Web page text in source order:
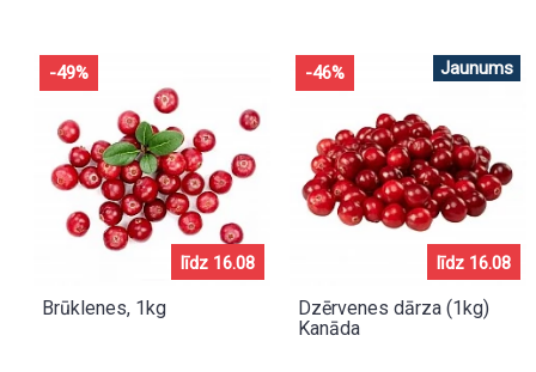
līdz 16.08
-49%
Brūklenes, 1kg
līdz 16.08
Jaunums
-46%
Dzērvenes dārza (1kg)
Kanāda